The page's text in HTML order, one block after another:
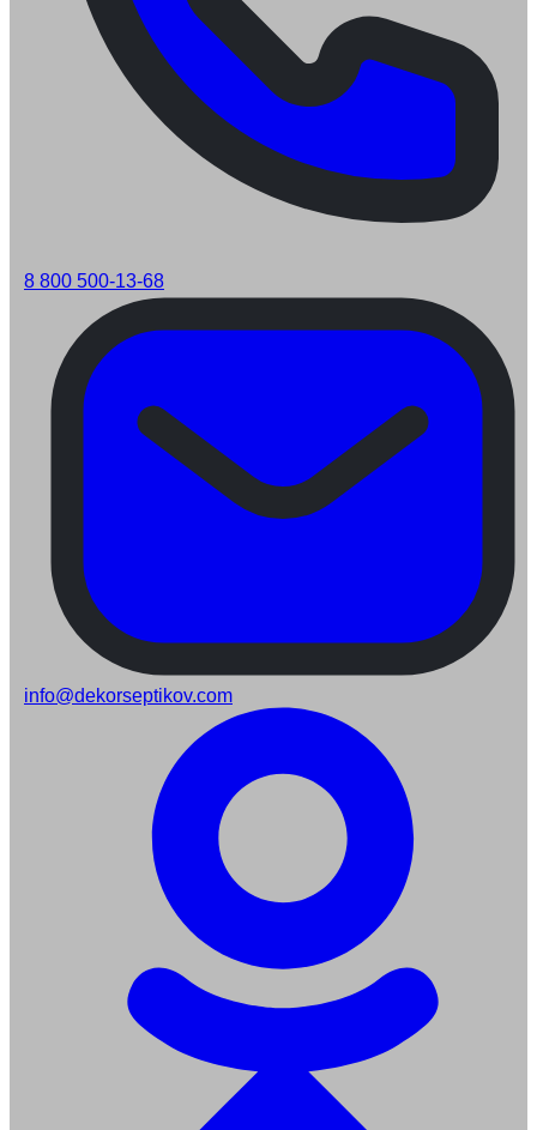
8 800 500-13-68
info@dekorseptikov.com